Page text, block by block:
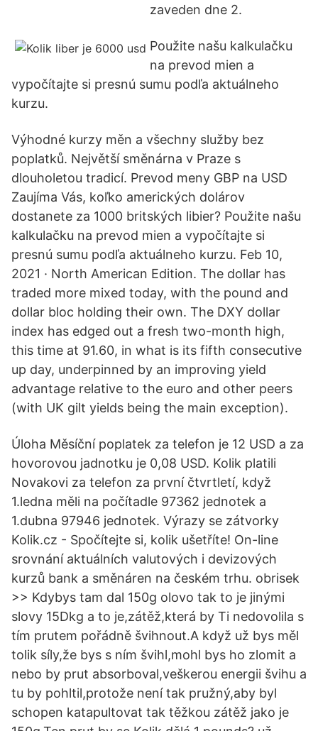
zaveden dne 2.
Použite našu kalkulačku
na prevod mien a
vypočítajte si presnú sumu podľa aktuálneho
kurzu.
Výhodné kurzy měn a všechny služby bez
poplatků. Největší směnárna v Praze s
dlouholetou tradicí. Prevod meny GBP na USD
Zaujíma Vás, koľko amerických dolárov
dostanete za 1000 britských libier? Použite našu
kalkulačku na prevod mien a vypočítajte si
presnú sumu podľa aktuálneho kurzu. Feb 10,
2021 · North American Edition. The dollar has
traded more mixed today, with the pound and
dollar bloc holding their own. The DXY dollar
index has edged out a fresh two-month high,
this time at 91.60, in what is its fifth consecutive
up day, underpinned by an improving yield
advantage relative to the euro and other peers
(with UK gilt yields being the main exception).
Úloha Měsíční poplatek za telefon je 12 USD a za
hovorovou jadnotku je 0,08 USD. Kolik platili
Novakovi za telefon za první čtvrtletí, když
1.ledna měli na počítadle 97362 jednotek a
1.dubna 97946 jednotek. Výrazy se zátvorky
Kolik.cz - Spočítejte si, kolik ušetříte! On-line
srovnání aktuálních valutových i devizových
kurzů bank a směnáren na českém trhu. obrisek
>> Kdybys tam dal 150g olovo tak to je jinými
slovy 15Dkg a to je,zátěž,která by Ti nedovolila s
tím prutem pořádně švihnout.A když už bys měl
tolik síly,že bys s ním švihl,mohl bys ho zlomit a
nebo by prut absorboval,veškerou energii švihu a
tu by pohltil,protože není tak pružný,aby byl
schopen katapultovat tak těžkou zátěž jako je